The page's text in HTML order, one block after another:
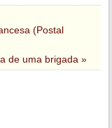
(Postal
de uma brigada »